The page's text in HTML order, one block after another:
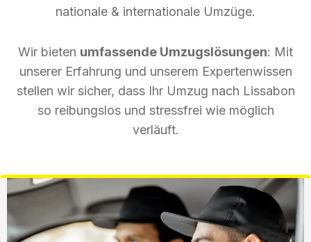
nationale & internationale Umzüge.
Wir bieten umfassende Umzugslösungen: Mit
unserer Erfahrung und unserem Expertenwissen
stellen wir sicher, dass Ihr Umzug nach Lissabon
so reibungslos und stressfrei wie möglich
verläuft.